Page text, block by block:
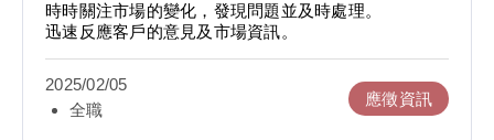
時時關注市場的變化，發現問題並及時處理。
迅速反應客戶的意見及市場資訊。
2025/02/05
全職
應徵資訊